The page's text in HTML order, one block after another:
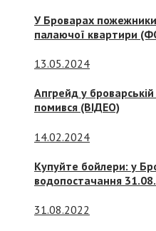
У Броварах пожежники
палаючої квартири
13.05.2024
Апгрейд у
помився (ВІДЕО)
14.02.2024
Купуйте бойлери: у
водопостачання
31.08.2022